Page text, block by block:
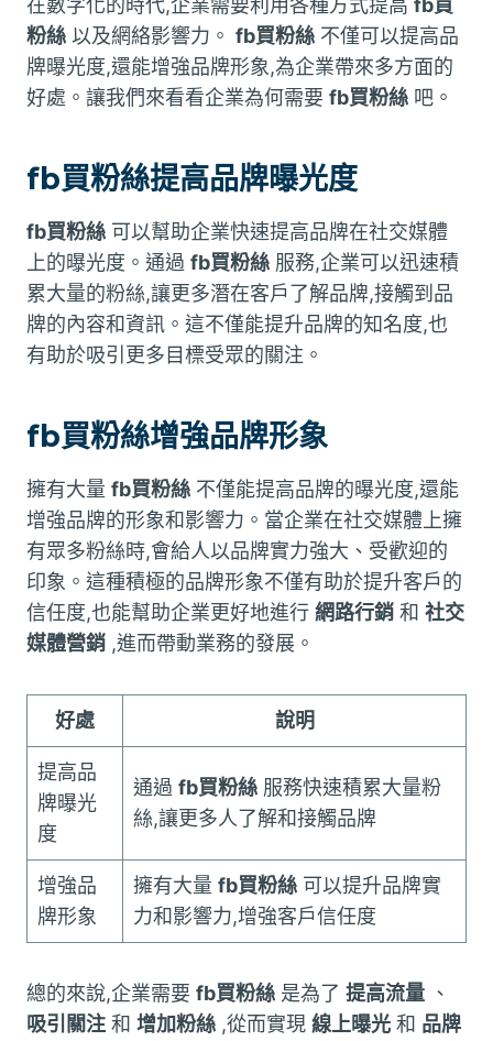
粉絲 以及網絡影響力。 fb買粉絲 不僅可以提高品
牌曝光度,還能增強品牌形象,為企業帶來多方面的
好處。讓我們來看看企業為何需要 fb買粉絲 吧。
fb買粉絲提高品牌曝光度
fb買粉絲 可以幫助企業快速提高品牌在社交媒體
上的曝光度。通過 fb買粉絲 服務,企業可以迅速積
累大量的粉絲,讓更多潛在客戶了解品牌,接觸到品
牌的內容和資訊。這不僅能提升品牌的知名度,也
有助於吸引更多目標受眾的關注。
fb買粉絲增強品牌形象
擁有大量 fb買粉絲 不僅能提高品牌的曝光度,還能
增強品牌的形象和影響力。當企業在社交媒體上擁
有眾多粉絲時,會給人以品牌實力強大、受歡迎的
印象。這種積極的品牌形象不僅有助於提升客戶的
信任度,也能幫助企業更好地進行 網路行銷 和 社交
媒體營銷 ,進而帶動業務的發展。
好處 說明
提高品
牌曝光
度
通過 fb買粉絲 服務快速積累大量粉
絲,讓更多人了解和接觸品牌
增強品
牌形象
擁有大量 fb買粉絲 可以提升品牌實
力和影響力,增強客戶信任度
總的來說,企業需要 fb買粉絲 是為了 提高流量 、
吸引關注 和 增加粉絲 ,從而實現 線上曝光 和 品牌